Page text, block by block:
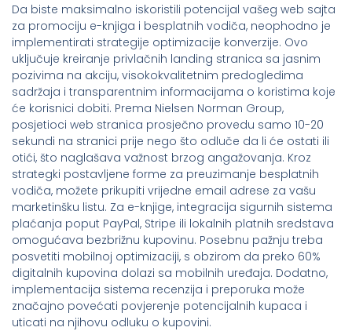
Da biste maksimalno iskoristili potencijal vašeg web sajta
za promociju e-knjiga i besplatnih vodiča, neophodno je
implementirati strategije optimizacije konverzije. Ovo
uključuje kreiranje privlačnih landing stranica sa jasnim
pozivima na akciju, visokokvalitetnim predogledima
sadržaja i transparentnim informacijama o koristima koje
će korisnici dobiti. Prema Nielsen Norman Group,
posjetioci web stranica prosječno provedu samo 10-20
sekundi na stranici prije nego što odluče da li će ostati ili
otići, što naglašava važnost brzog angažovanja. Kroz
strategki postavljene forme za preuzimanje besplatnih
vodiča, možete prikupiti vrijedne email adrese za vašu
marketinšku listu. Za e-knjige, integracija sigurnih sistema
plaćanja poput PayPal, Stripe ili lokalnih platnih sredstava
omogućava bezbrižnu kupovinu. Posebnu pažnju treba
posvetiti mobilnoj optimizaciji, s obzirom da preko 60%
digitalnih kupovina dolazi sa mobilnih uređaja. Dodatno,
implementacija sistema recenzija i preporuka može
značajno povećati povjerenje potencijalnih kupaca i
uticati na njihovu odluku o kupovini.